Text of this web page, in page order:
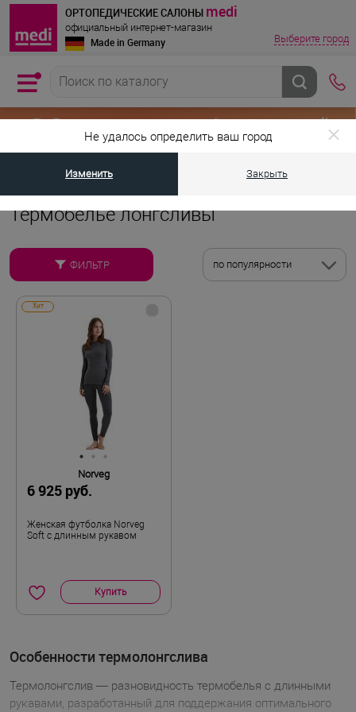
Не удалось определить ваш город
Изменить Закрыть
ОРТОПЕДИЧЕСКИЕ САЛОНЫ medi
официальный интернет-магазин
Made in Germany Выберите город
Главная страница • Термобелье для мужчин и
Термобелье лонгсливы
ФИЛЬТР по популярности
Хит
Norveg
6 925 руб.
Женская футболка Norveg
Soft с длинным рукавом
Купить
Особенности термолонгслива
Термолонгслив — разновидность термобелья с длинными
рукавами, разработанный для поддержания оптимального